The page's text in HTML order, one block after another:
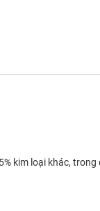
kim loại khác,